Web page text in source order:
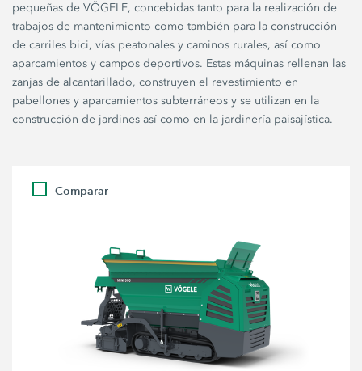
pequeñas de VÖGELE, concebidas tanto para la realización de
trabajos de mantenimiento como también para la construcción
de carriles bici, vías peatonales y caminos rurales, así como
aparcamientos y campos deportivos. Estas máquinas rellenan las
zanjas de alcantarillado, construyen el revestimiento en
pabellones y aparcamientos subterráneos y se utilizan en la
construcción de jardines así como en la jardinería paisajística.
Comparar